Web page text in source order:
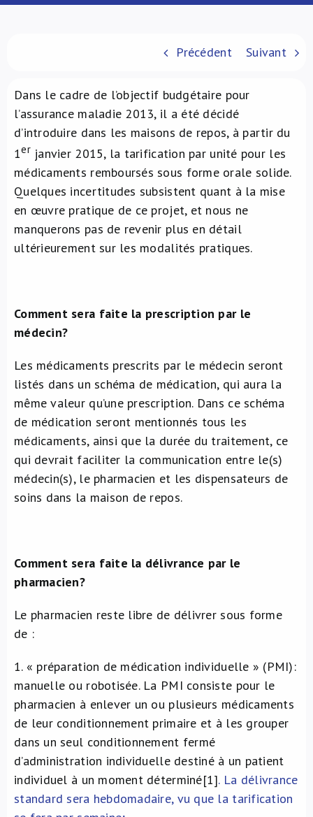
Précédent Suivant
Dans le cadre de l’objectif budgétaire pour
l’assurance maladie 2013, il a été décidé
d’introduire dans les maisons de repos, à partir du
1erjanvier 2015, la tarification par unité pour les
médicaments remboursés sous forme orale solide.
Quelques incertitudes subsistent quant à la mise
en œuvre pratique de ce projet, et nous ne
manquerons pas de revenir plus en détail
ultérieurement sur les modalités pratiques.
Comment sera faite la prescription par le
médecin?
Les médicaments prescrits par le médecin seront
listés dans un schéma de médication, qui aura la
même valeur qu’une prescription. Dans ce schéma
de médication seront mentionnés tous les
médicaments, ainsi que la durée du traitement, ce
qui devrait faciliter la communication entre le(s)
médecin(s), le pharmacien et les dispensateurs de
soins dans la maison de repos.
Comment sera faite la délivrance par le
pharmacien?
Le pharmacien reste libre de délivrer sous forme
de :
1. « préparation de médication individuelle » (PMI):
manuelle ou robotisée. La PMI consiste pour le
pharmacien à enlever un ou plusieurs médicaments
de leur conditionnement primaire et à les grouper
dans un seul conditionnement fermé
d’administration individuelle destiné à un patient
individuel à un moment déterminé[1]. La délivrance
standard sera hebdomadaire, vu que la tarification